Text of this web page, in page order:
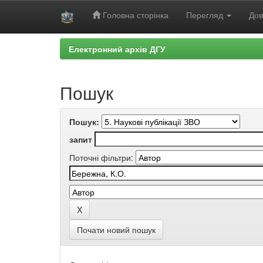
Головна сторінка Перегляд
Електронний архів ДГУ
Пошук
Пошук:
запит
Поточні фільтри:
Почати новий пошук